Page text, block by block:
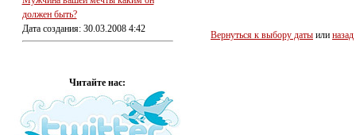
должен быть?
Дата создания: 30.03.2008 4:42
Читайте нас:
Вернуться к выбору даты или назад